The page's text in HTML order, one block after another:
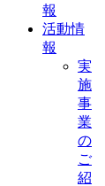
報
活動情
報
実
施
事
業
の
ご
紹